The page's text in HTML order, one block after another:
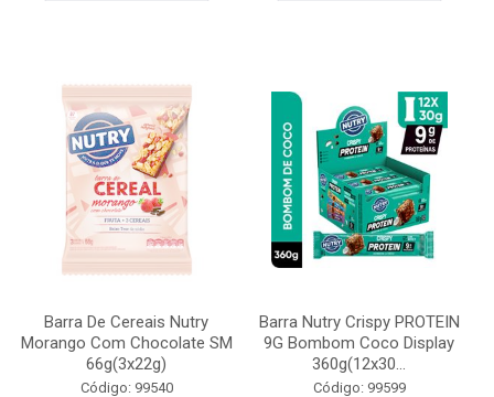
Barra De Cereais Nutry
Morango Com Chocolate SM
66g(3x22g)
Código: 99540
Barra Nutry Crispy PROTEIN
9G Bombom Coco Display
360g(12x30...
Código: 99599